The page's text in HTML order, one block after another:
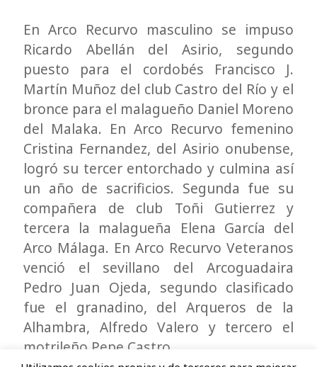
En Arco Recurvo masculino se impuso
Ricardo Abellán del Asirio, segundo
puesto para el cordobés Francisco J.
Martín Muñoz del club Castro del Río y el
bronce para el malagueño Daniel Moreno
del Malaka. En Arco Recurvo femenino
Cristina Fernandez, del Asirio onubense,
logró su tercer entorchado y culmina así
un año de sacrificios. Segunda fue su
compañera de club Toñi Gutierrez y
tercera la malagueña Elena García del
Arco Málaga. En Arco Recurvo Veteranos
venció el sevillano del Arcoguadaira
Pedro Juan Ojeda, segundo clasificado
fue el granadino, del Arqueros de la
Alhambra, Alfredo Valero y tercero el
motrileño Pepe Castro.